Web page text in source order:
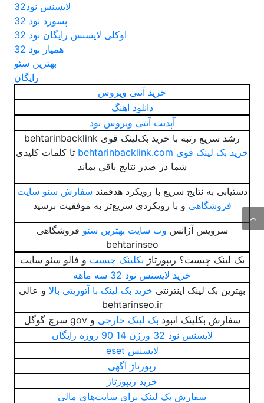
لایسنس نود32
پسورد نود 32
اوکلی لایسنس رایگان نود 32
همیار نود 32
بهترین سئو
رایگان
خرید آنتی ویروس
دانلود اهنگ
آپدیت آنتی ویروس نود
رشد سریع رتبه با خرید بک‌لینک قوی behtarinbacklink
خرید بک لینک قوی behtarinbacklink.com
تا کلمات کلیدی
شما در صدر نتایج باقی بماند
دستیابی به نتایج سریع با رویکرد هدفمند سفارش سئو سایت
فروشگاهی و با رویکردی سریع‌تر به موفقیت برسید
سرویس آژانس وب سایت بهترین سئو فروشگاهی
behtarinseo
بک لینک چیست؟ ریپورتاژ بکلینک چیست و فالو سئو سایت
خرید لایسنس نود 32 سه ماهه
بهترین بک لینک اینترنتی خرید بک لینک با آتوریتی بالا و عالی
behtarinseo.ir
سفارش بکلینک انبود بک لینک خارجی و gov سرچ گوگل
لایسنس نود 32 ورژن 14 90 روزه رایگان
لایسنس eset
رپورتاژ آگهی
خرید ریپورتاژ
سفارش بک لینک برای سایت‌های مالی